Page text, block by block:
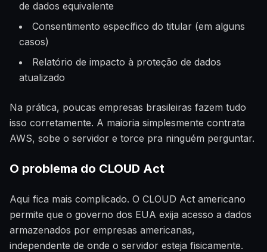
de dados equivalente
Consentimento específico do titular (em alguns
casos)
Relatório de impacto à proteção de dados
atualizado
Na prática, poucas empresas brasileiras fazem tudo
isso corretamente. A maioria simplesmente contrata
AWS, sobe o servidor e torce pra ninguém perguntar.
O problema do CLOUD Act
Aqui fica mais complicado. O CLOUD Act americano
permite que o governo dos EUA exija acesso a dados
armazenados por empresas americanas,
independente de onde o servidor esteja fisicamente.